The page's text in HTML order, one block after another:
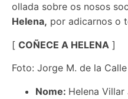
ollada sobre os nosos
Helena, por adicarnos o
[ COÑECE A HELENA ]
Foto: Jorge M. de la Calle
Nome: Helena Villar